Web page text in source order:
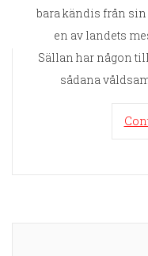
bara kändis från
en av landets
Sällan har någon
sådana